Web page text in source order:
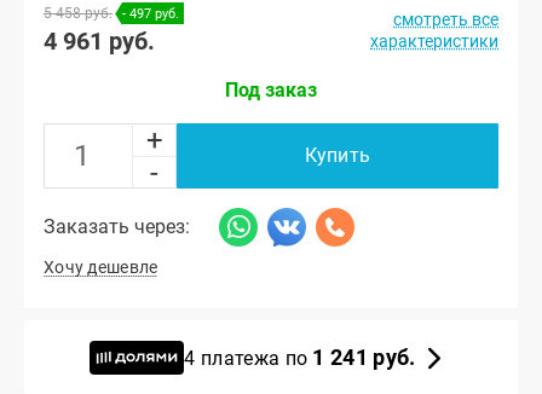
5 458 руб. - 497 руб.
4 961 руб.
смотреть все
характеристики
Под заказ
+
-
Купить
Заказать через:
Хочу дешевле
4 платежа по 1 241 руб.